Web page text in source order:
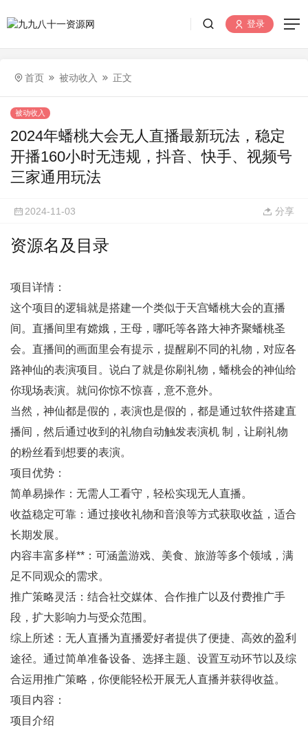
登录
首页 被动收入 正文
被动收入
2024年蟠桃大会无人直播最新玩法，稳定
开播160小时无违规，抖音、快手、视频号
三家通用玩法
2024-11-03 分享
资源名及目录
项目详情：
这个项目的逻辑就是搭建一个类似于天宫蟠桃大会的直播
间。直播间里有嫦娥，王母，哪吒等各路大神齐聚蟠桃圣
会。直播间的画面里会有提示，提醒刷不同的礼物，对应各
路神仙的表演项目。说白了就是你刷礼物，蟠桃会的神仙给
你现场表演。就问你惊不惊喜，意不意外。
当然，神仙都是假的，表演也是假的，都是通过软件搭建直
播间，然后通过收到的礼物自动触发表演机 制，让刷礼物
的粉丝看到想要的表演。
项目优势：
简单易操作：无需人工看守，轻松实现无人直播。
收益稳定可靠：通过接收礼物和音浪等方式获取收益，适合
长期发展。
内容丰富多样**：可涵盖游戏、美食、旅游等多个领域，满
足不同观众的需求。
推广策略灵活：结合社交媒体、合作推广以及付费推广手
段，扩大影响力与受众范围。
综上所述：无人直播为直播爱好者提供了便捷、高效的盈利
途径。通过简单准备设备、选择主题、设置互动环节以及综
合运用推广策略，你便能轻松开展无人直播并获得收益。
项目内容：
项目介绍